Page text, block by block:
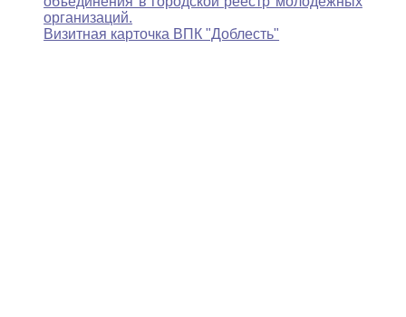
организаций.
Визитная карточка ВПК "Доблесть"